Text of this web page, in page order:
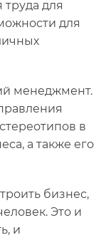
труда для
для
менеджмент.
в
а также его
бизнес,
Это и
и